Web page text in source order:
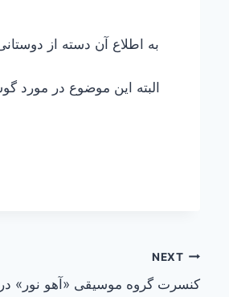
به اطلاع آن دسته از
البته این موضوع در مورد
NEXT
کنسرت گروه موسیقی «آهو نور» در